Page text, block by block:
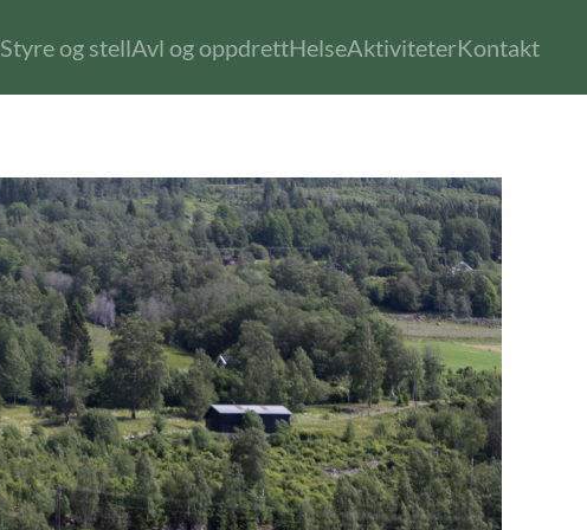
Styre og stellAvl og oppdrettHelseAktiviteterKontakt